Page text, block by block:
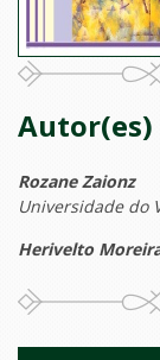
Autor(es)
Rozane Zaionz
Universidade do
Herivelto